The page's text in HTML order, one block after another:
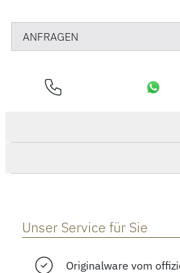
ANFRAGEN
Unser Service für Sie
Originalware vom